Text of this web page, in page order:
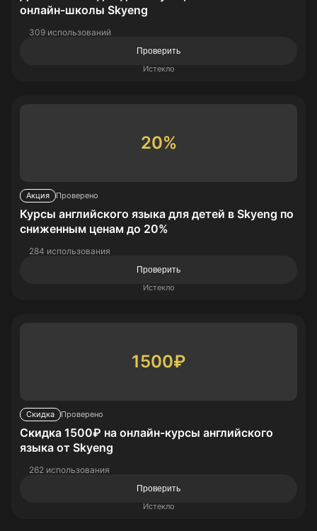
онлайн-школы Skyeng
309 использований
Проверить
Истекло
20%
Акция Проверено
Курсы английского языка для детей в Skyeng по
сниженным ценам до 20%
284 использования
Проверить
Истекло
1500₽
Скидка Проверено
Скидка 1500₽ на онлайн-курсы английского
языка от Skyeng
262 использования
Проверить
Истекло